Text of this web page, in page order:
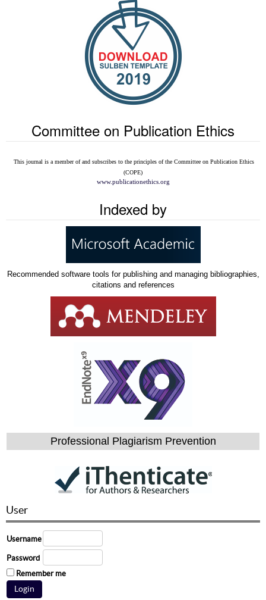
Committee on Publication Ethics
This journal is a member of and subscribes to the principles of the Committee on Publication Ethics
(COPE)
www.publicationethics.org
Indexed by
Recommended software tools for publishing and managing bibliographies,
citations and references
Professional Plagiarism Prevention
User
Username
Password
Remember me